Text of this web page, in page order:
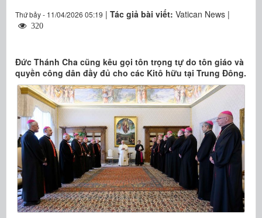
Thứ bảy - 11/04/2026 05:19 | Tác giả bài viết: Vatican News |
320
Đức Thánh Cha cũng kêu gọi tôn trọng tự do tôn giáo và
quyền công dân đầy đủ cho các Kitô hữu tại Trung Đông.